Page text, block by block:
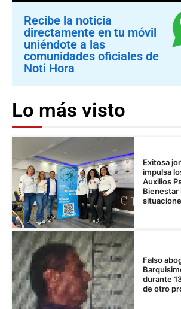
Recibe la noticia
directamente en tu móvil
uniéndote a las
comunidades oficiales de
Noti Hora
Lo más visto
Exitosa
impulsa
Auxilios
Bienestar
Falso
durante
de otro